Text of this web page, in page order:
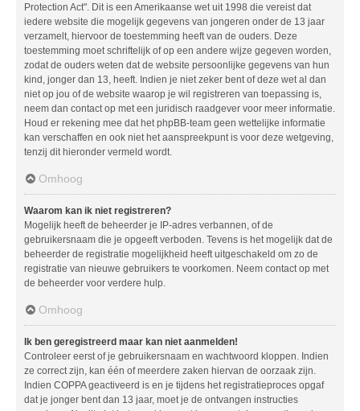
Protection Act". Dit is een Amerikaanse wet uit 1998 die vereist dat
iedere website die mogelijk gegevens van jongeren onder de 13 jaar
verzamelt, hiervoor de toestemming heeft van de ouders. Deze
toestemming moet schriftelijk of op een andere wijze gegeven worden,
zodat de ouders weten dat de website persoonlijke gegevens van hun
kind, jonger dan 13, heeft. Indien je niet zeker bent of deze wet al dan
niet op jou of de website waarop je wil registreren van toepassing is,
neem dan contact op met een juridisch raadgever voor meer informatie.
Houd er rekening mee dat het phpBB-team geen wettelijke informatie
kan verschaffen en ook niet het aanspreekpunt is voor deze wetgeving,
tenzij dit hieronder vermeld wordt.
Omhoog
Waarom kan ik niet registreren?
Mogelijk heeft de beheerder je IP-adres verbannen, of de
gebruikersnaam die je opgeeft verboden. Tevens is het mogelijk dat de
beheerder de registratie mogelijkheid heeft uitgeschakeld om zo de
registratie van nieuwe gebruikers te voorkomen. Neem contact op met
de beheerder voor verdere hulp.
Omhoog
Ik ben geregistreerd maar kan niet aanmelden!
Controleer eerst of je gebruikersnaam en wachtwoord kloppen. Indien
ze correct zijn, kan één of meerdere zaken hiervan de oorzaak zijn.
Indien COPPA geactiveerd is en je tijdens het registratieproces opgaf
dat je jonger bent dan 13 jaar, moet je de ontvangen instructies